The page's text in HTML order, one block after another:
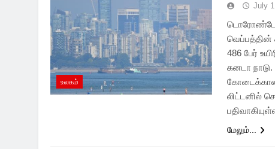
உலகம்
July
டொரோண்டோ
வெப்பத்தின்
486 பேர்
கனடா
லிட்டனில்
மேலும்...